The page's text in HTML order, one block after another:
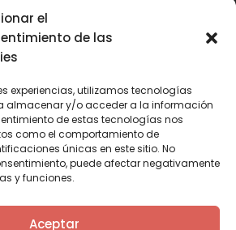
el
de las
experiencias, utilizamos tecnologías
almacenar y/o acceder a la información
de estas tecnologías nos
como el comportamiento de
únicas en este sitio. No
puede afectar negativamente
y funciones.
Aceptar
Email
en redes sociales
T Y